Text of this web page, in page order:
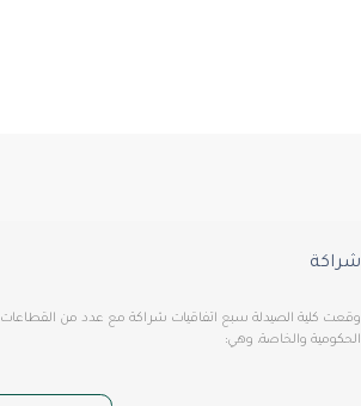
وقعت كلية الصيدلة سبع اتفاقيات شراكة مع عدد من القطاعات
الحكومية والخاصة، وهي: